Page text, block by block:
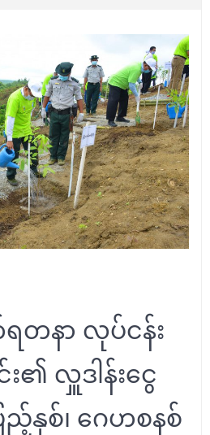
တနာ လုပ်ငန်း
၏ လှူဒါန်းငွေ
ြည့်နှစ်၊ ဂေဟစနစ်